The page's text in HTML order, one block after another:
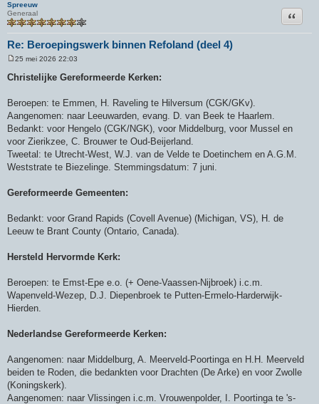
Spreeuw
Generaal
Re: Beroepingswerk binnen Refoland (deel 4)
Citeer
e
r
h
t
25 mei 2026 22:03
Christelijke Gereformeerde Kerken:
Beroepen: te Emmen, H. Raveling te Hilversum (CGK/GKv).
Aangenomen: naar Leeuwarden, evang. D. van Beek te Haarlem.
Bedankt: voor Hengelo (CGK/NGK), voor Middelburg, voor Mussel en
voor Zierikzee, C. Brouwer te Oud-Beijerland.
Tweetal: te Utrecht-West, W.J. van de Velde te Doetinchem en A.G.M.
Weststrate te Biezelinge. Stemmingsdatum: 7 juni.
Gereformeerde Gemeenten:
Bedankt: voor Grand Rapids (Covell Avenue) (Michigan, VS), H. de
Leeuw te Brant County (Ontario, Canada).
Hersteld Hervormde Kerk:
Beroepen: te Emst-Epe e.o. (+ Oene-Vaassen-Nijbroek) i.c.m.
Wapenveld-Wezep, D.J. Diepenbroek te Putten-Ermelo-Harderwijk-
Hierden.
Nederlandse Gereformeerde Kerken:
Aangenomen: naar Middelburg, A. Meerveld-Poortinga en H.H. Meerveld
beiden te Roden, die bedankten voor Drachten (De Arke) en voor Zwolle
(Koningskerk).
Aangenomen: naar Vlissingen i.c.m. Vrouwenpolder, I. Poortinga te 's-